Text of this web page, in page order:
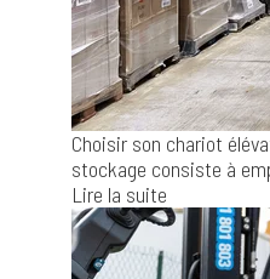
Choisir son chariot
stockage consiste à
Lire la suite